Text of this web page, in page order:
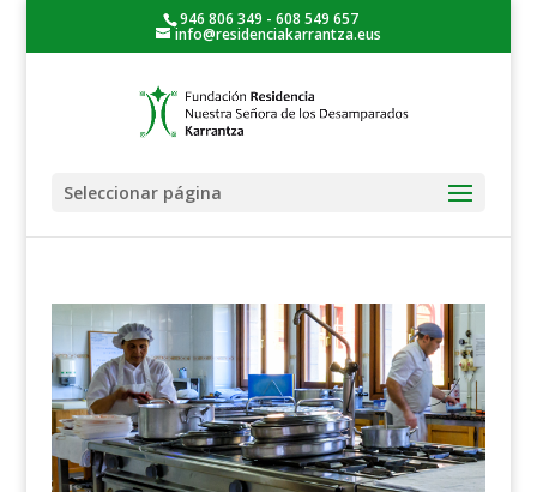
946 806 349 - 608 549 657
info@residenciakarrantza.eus
Seleccionar página